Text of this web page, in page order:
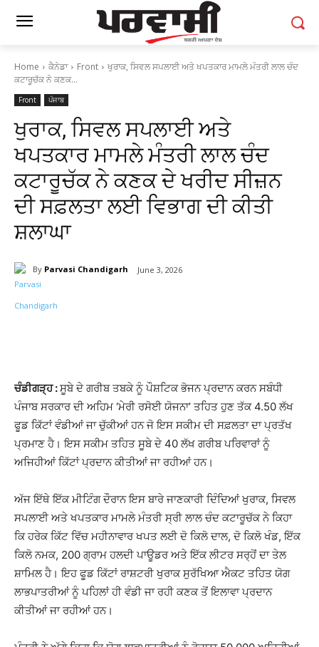
Home ਕੈਨੇਡਾ Front
ਖੁਰਾਕ, ਸਿਵਲ ਸਪਲਾਈ ਅਤੇ ਖਪਤਕਾਰ ਮਾਮਲੇ ਮੰਤਰੀ ਲਾਲ ਚੰਦ
ਕਟਾਰੂਚੱਕ ਨੇ ਕਣਕ...
Front ਪੰਜਾਬ
ਖੁਰਾਕ, ਸਿਵਲ ਸਪਲਾਈ ਅਤੇ
ਖਪਤਕਾਰ ਮਾਮਲੇ ਮੰਤਰੀ ਲਾਲ ਚੰਦ
ਕਟਾਰੂਚੱਕ ਨੇ ਕਣਕ ਦੇ ਖਰੀਦ ਸੀਜ਼ਨ
ਦੀ ਸਫ਼ਲਤਾ ਲਈ ਵਿਭਾਗ ਦੀ ਕੀਤੀ
ਸ਼ਲਾਘਾ
By Parvasi Chandigarh June 3, 2026
ਚੰਡੀਗੜ੍ਹ :ਸੂਬੇ ਦੇ ਗਰੀਬ ਤਬਕੇ ਨੂੰ ਪੌਸ਼ਟਿਕ ਭੋਜਨ ਪ੍ਰਦਾਨ ਕਰਨ ਸਬੰਧੀ
ਪੰਜਾਬ ਸਰਕਾਰ ਦੀ ਅਹਿਮ ‘ਮੇਰੀ ਰਸੋਈ ਯੋਜਨਾ’ ਤਹਿਤ ਹੁਣ ਤੱਕ 4.50 ਲੱਖ
ਫੂਡ ਕਿੱਟਾਂ ਵੰਡੀਆਂ ਜਾ ਚੁੱਕੀਆਂ ਹਨ ਜੋ ਇਸ ਸਕੀਮ ਦੀ ਸਫ਼ਲਤਾ ਦਾ ਪ੍ਰਤੱਖ
ਪ੍ਰਮਾਣ ਹੈ। ਇਸ ਸਕੀਮ ਤਹਿਤ ਸੂਬੇ ਦੇ 40 ਲੱਖ ਗਰੀਬ ਪਰਿਵਾਰਾਂ ਨੂੰ
ਅਜਿਹੀਆਂ ਕਿੱਟਾਂ ਪ੍ਰਦਾਨ ਕੀਤੀਆਂ ਜਾ ਰਹੀਆਂ ਹਨ।
ਅੱਜ ਇੱਥੇ ਇੱਕ ਮੀਟਿੰਗ ਦੌਰਾਨ ਇਸ ਬਾਰੇ ਜਾਣਕਾਰੀ ਦਿੰਦਿਆਂ ਖੁਰਾਕ, ਸਿਵਲ
ਸਪਲਾਈ ਅਤੇ ਖਪਤਕਾਰ ਮਾਮਲੇ ਮੰਤਰੀ ਸ੍ਰੀ ਲਾਲ ਚੰਦ ਕਟਾਰੂਚੱਕ ਨੇ ਕਿਹਾ
ਕਿ ਹਰੇਕ ਕਿੱਟ ਵਿੱਚ ਮਹੀਨਾਵਾਰ ਖਪਤ ਲਈ ਦੋ ਕਿਲੋ ਦਾਲ, ਦੋ ਕਿਲੋ ਖੰਡ, ਇੱਕ
ਕਿਲੋ ਨਮਕ, 200 ਗ੍ਰਾਮ ਹਲਦੀ ਪਾਊਡਰ ਅਤੇ ਇੱਕ ਲੀਟਰ ਸਰ੍ਹੋਂ ਦਾ ਤੇਲ
ਸ਼ਾਮਿਲ ਹੈ। ਇਹ ਫੂਡ ਕਿੱਟਾਂ ਰਾਸ਼ਟਰੀ ਖੁਰਾਕ ਸੁਰੱਖਿਆ ਐਕਟ ਤਹਿਤ ਯੋਗ
ਲਾਭਪਾਤਰੀਆਂ ਨੂੰ ਪਹਿਲਾਂ ਹੀ ਵੰਡੀ ਜਾ ਰਹੀ ਕਣਕ ਤੋਂ ਇਲਾਵਾ ਪ੍ਰਦਾਨ
ਕੀਤੀਆਂ ਜਾ ਰਹੀਆਂ ਹਨ।